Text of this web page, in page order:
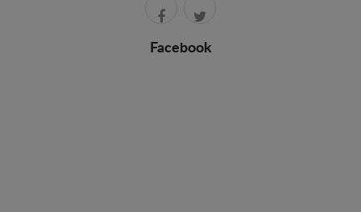
Facebook